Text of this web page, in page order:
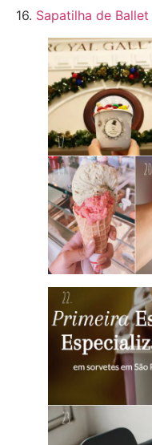
16. Sapatilha de Ballet